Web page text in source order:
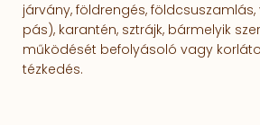
járvány, földrengés,
pás), ka­ran­tén, sztrájk, bármelyik
működését be­fo­lyá­soló vagy
tézkedés.